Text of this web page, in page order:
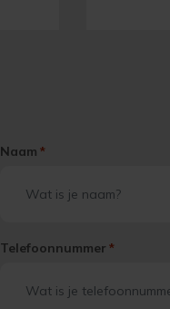
Naam *
Telefoonnummer *